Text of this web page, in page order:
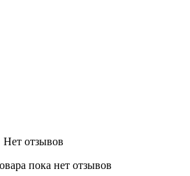
Нет отзывов
пока нет отзывов